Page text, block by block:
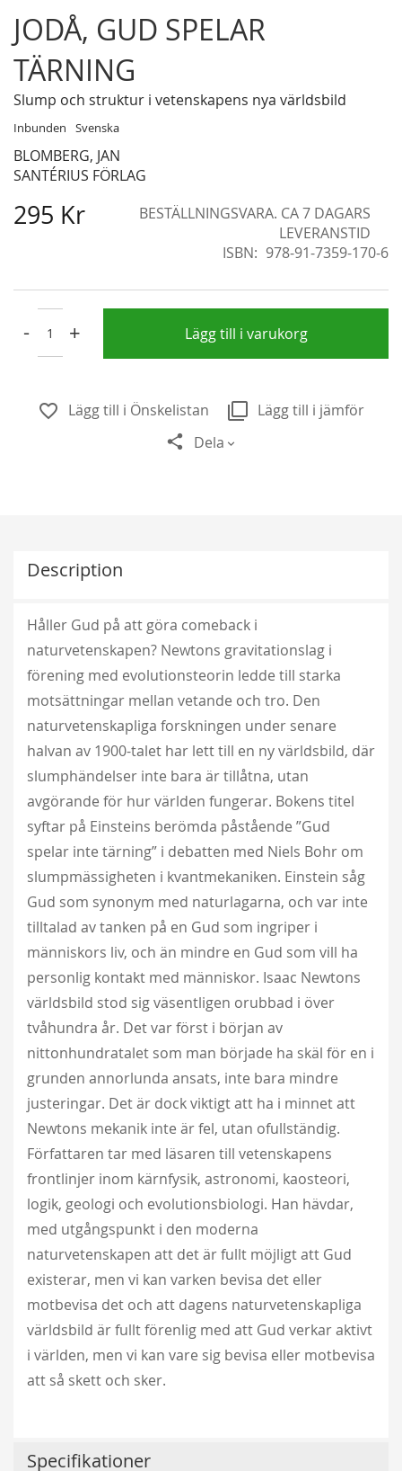
JODÅ, GUD SPELAR
TÄRNING
Slump och struktur i vetenskapens nya världsbild
Inbunden Svenska
BLOMBERG, JAN
SANTÉRIUS FÖRLAG
295 Kr
BESTÄLLNINGSVARA. CA 7 DAGARS
LEVERANSTID
ISBN
978-91-7359-170-6
- + Lägg till i varukorg
Lägg till i Önskelistan
Lägg till i jämför
Dela
Skip
to
the
beginning
of
images
gallery
Description
Håller Gud på att göra comeback i
naturvetenskapen? Newtons gravitationslag i
förening med evolutionsteorin ledde till starka
motsättningar mellan vetande och tro. Den
naturvetenskapliga forskningen under senare
halvan av 1900-talet har lett till en ny världsbild, där
slumphändelser inte bara är tillåtna, utan
avgörande för hur världen fungerar. Bokens titel
syftar på Einsteins berömda påstående ”Gud
spelar inte tärning” i debatten med Niels Bohr om
slumpmässigheten i kvantmekaniken. Einstein såg
Gud som synonym med naturlagarna, och var inte
tilltalad av tanken på en Gud som ingriper i
människors liv, och än mindre en Gud som vill ha
personlig kontakt med människor. Isaac Newtons
världsbild stod sig väsentligen orubbad i över
tvåhundra år. Det var först i början av
nittonhundratalet som man började ha skäl för en i
grunden annorlunda ansats, inte bara mindre
justeringar. Det är dock viktigt att ha i minnet att
Newtons mekanik inte är fel, utan ofullständig.
Författaren tar med läsaren till vetenskapens
frontlinjer inom kärnfysik, astronomi, kaosteori,
logik, geologi och evolutionsbiologi. Han hävdar,
med utgångspunkt i den moderna
naturvetenskapen att det är fullt möjligt att Gud
existerar, men vi kan varken bevisa det eller
motbevisa det och att dagens naturvetenskapliga
världsbild är fullt förenlig med att Gud verkar aktivt
i världen, men vi kan vare sig bevisa eller motbevisa
att så skett och sker.
Specifikationer